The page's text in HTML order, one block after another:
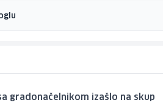
gradonačelnikom izašlo na skup